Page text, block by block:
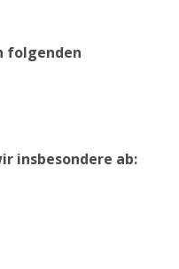
folgenden
insbesondere ab: